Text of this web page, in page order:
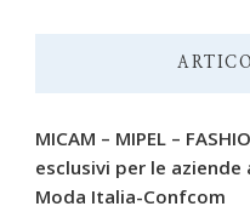
MICAM – MIPEL –
esclusivi per le
Moda Italia-Confcom